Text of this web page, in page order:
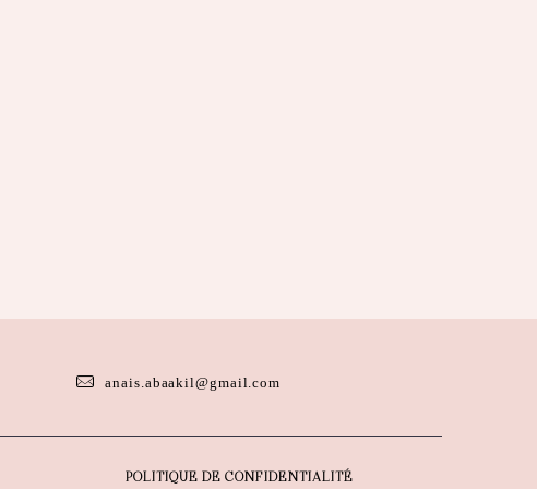
anais.abaakil@gmail.com
POLITIQUE DE CONFIDENTIALITÉ